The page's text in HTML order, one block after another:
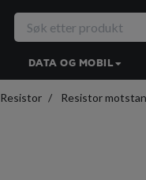
DATA OG MOBIL
Resistor Resistor